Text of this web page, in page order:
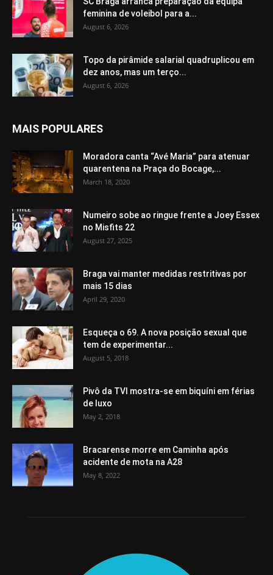
feminina de voleibol para a...
August 6, 2026
Topo da pirâmide salarial quadruplicou em
dez anos, mas um terço...
August 6, 2026
MAIS POPULARES
Moradora canta “Avé Maria” para atenuar
quarentena na Praça do Bocage,...
March 18, 2020
Numeiro sobe ao ringue frente a Joey Essex
no Misfits 22
August 27, 2025
Braga vai manter medidas restritivas por
mais 15 dias
April 29, 2020
Esqueça o 69. A nova posição sexual que
tem de experimentar...
August 5, 2018
Pivô da TVI mostra-se em biquíni em férias
de luxo
May 2, 2018
Bracarense morre em Caminha após
acidente de mota na A28
May 8, 2022